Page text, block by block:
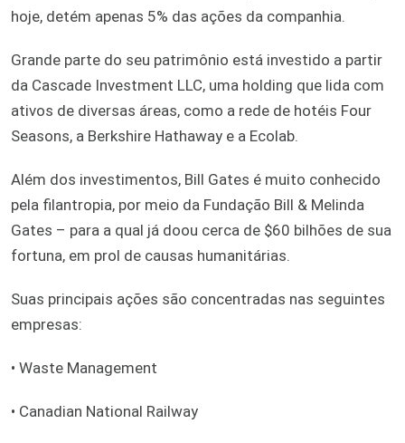
hoje, detém apenas 5% das ações da companhia.
Grande parte do seu patrimônio está investido a partir
da Cascade Investment LLC, uma holding que lida com
ativos de diversas áreas, como a rede de hotéis Four
Seasons, a Berkshire Hathaway e a Ecolab.
Além dos investimentos, Bill Gates é muito conhecido
pela filantropia, por meio da Fundação Bill & Melinda
Gates – para a qual já doou cerca de $60 bilhões de sua
fortuna, em prol de causas humanitárias.
Suas principais ações são concentradas nas seguintes
empresas:
• Waste Management
• Canadian National Railway